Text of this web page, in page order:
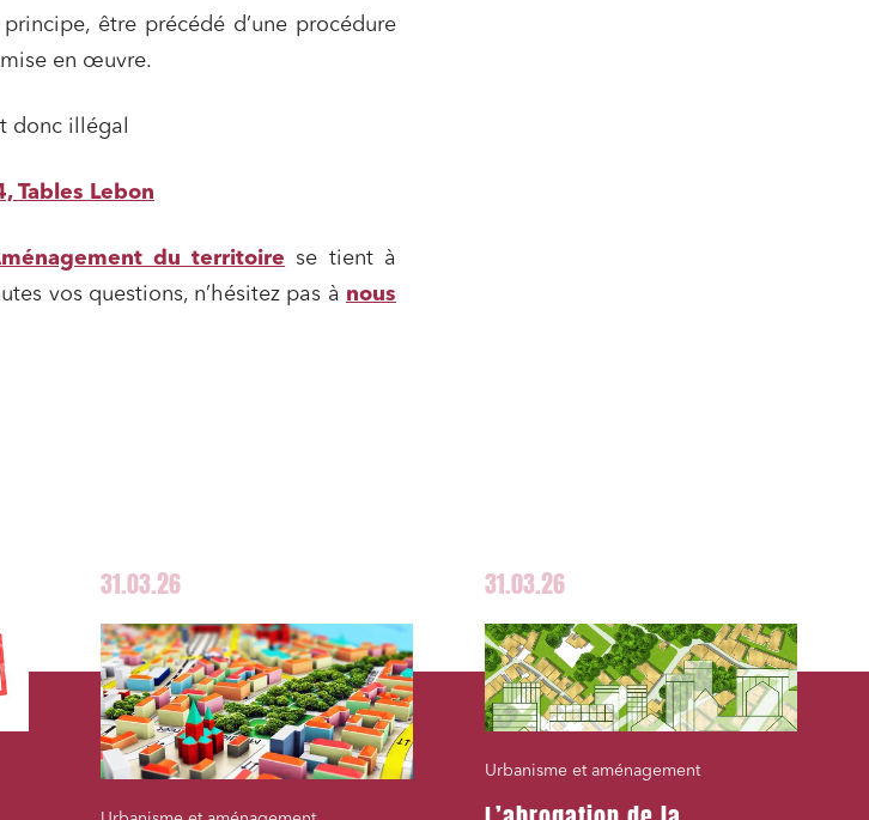
être précédé d’une procédure
en œuvre.
donc illégal
Tables Lebon
du territoire se tient à
vos questions, n’hésitez pas à nous
31.03.26 31.03.26
Urbanisme et aménagement